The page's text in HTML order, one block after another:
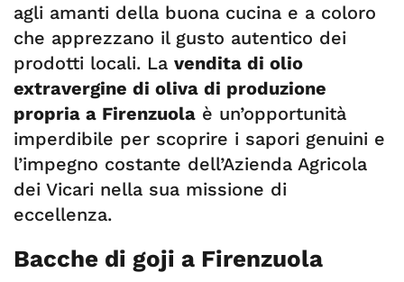
agli amanti della buona cucina e a coloro
che apprezzano il gusto autentico dei
prodotti locali. La vendita di olio
extravergine di oliva di produzione
propria a Firenzuola è un’opportunità
imperdibile per scoprire i sapori genuini e
l’impegno costante dell’Azienda Agricola
dei Vicari nella sua missione di
eccellenza.
Bacche di goji a Firenzuola